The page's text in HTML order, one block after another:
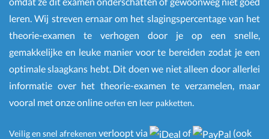
leren. Wij streven ernaar om het slagingspercentage van het
theorie-examen te verhogen door je op een snelle,
gemakkelijke en leuke manier voor te bereiden zodat je een
optimale slaagkans hebt. Dit doen we niet alleen door allerlei
informatie over het theorie-examen te verzamelen, maar
vooral met onze onlineoefen en leer pakketten.
Veilig en snel afrekenen verloopt via of
(ook